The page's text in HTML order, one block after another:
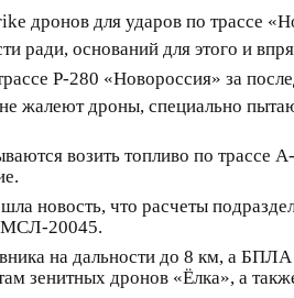
дронов для ударов по трассе
ради, оснований для этого и
Р-280 «Новороссия» за
жалеют дроны, специально
возить топливо по
новость, что расчеты
МСЛ-20045.
на дальности до 8 км, а
зенитных дронов «Ёлка», а